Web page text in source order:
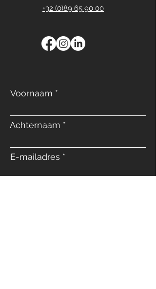
+32 (0)89 65 90 00
Voornaam
Achternaam
E-mailadres